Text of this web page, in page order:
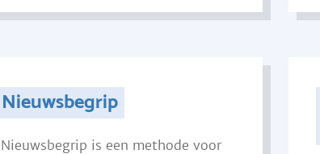
Nieuwsbegrip
Nieuwsbegrip is een methode voor